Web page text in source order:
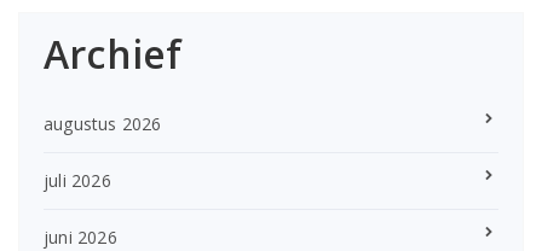
Archief
augustus 2026
juli 2026
juni 2026